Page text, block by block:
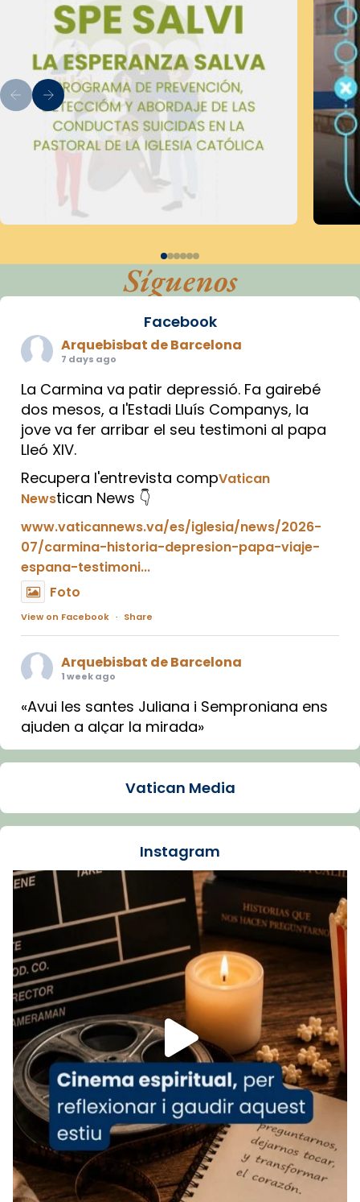
Síguenos
Facebook
Arquebisbat de Barcelona
7 days ago
La Carmina va patir depressió. Fa gairebé
dos mesos, a l'Estadi Lluís Companys, la
jove va fer arribar el seu testimoni al papa
Lleó XIV.
Recupera l'entrevista compVatican
Newstican News 👇
www.vaticannews.va/es/iglesia/news/2026-
07/carmina-historia-depresion-papa-viaje-
espana-testimoni...
Foto
View on Facebook · Share
Arquebisbat de Barcelona
1 week ago
«Avui les santes Juliana i Semproniana ens
ajuden a alçar la mirada»
Mons. Sergi Gordo, bisbe de Tortosa, ha
Santes de Mataró.
🔗tinyurl.com/cvu5jmbk
Foto
View on Facebook Share
Arquebisbat de Barcelonais at Catedral
de Barcelona.
1 week ago
Aquest dilluns, 27 de juliol, ha tingut lloc la
missa d’acció de gràcies en agraïment al
comitè organitzador de la visita apostòlica
del Sant Pare Lleó XIV a Barcelona, i als
col·laboradors, a la Catedral de Barcelona.
L’arquebisbe de Barcelona, el cardenal Joan
Josep Omella, ha presidit la missa i l’ha
concelebrat el bisbe auxiliar de Barcelona,
Mons. David Abadías.
Vatican Media
Instagram